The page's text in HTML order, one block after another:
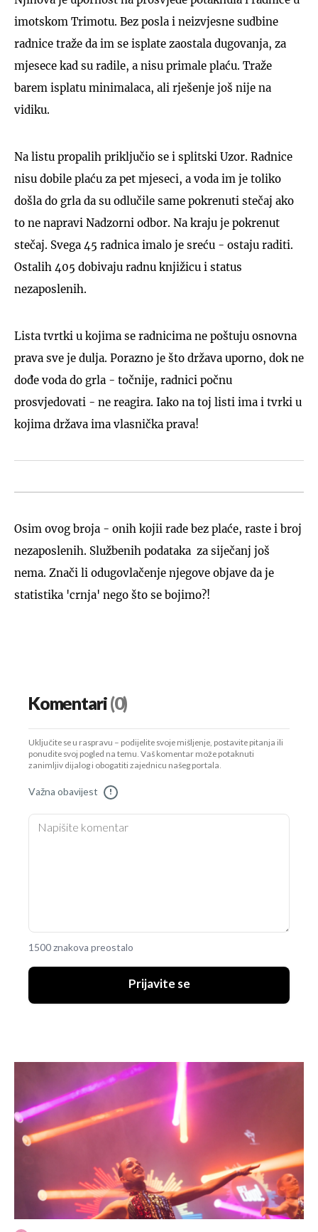
imotskom Trimotu. Bez posla i neizvjesne sudbine
radnice traže da im se isplate zaostala dugovanja, za
mjesece kad su radile, a nisu primale plaću. Traže
barem isplatu minimalaca, ali rješenje još nije na
vidiku.
Na listu propalih priključio se i splitski Uzor. Radnice
nisu dobile plaću za pet mjeseci, a voda im je toliko
došla do grla da su odlučile same pokrenuti stečaj ako
to ne napravi Nadzorni odbor. Na kraju je pokrenut
stečaj. Svega 45 radnica imalo je sreću - ostaju raditi.
Ostalih 405 dobivaju radnu knjižicu i status
nezaposlenih.
Lista tvrtki u kojima se radnicima ne poštuju osnovna
prava sve je dulja. Porazno je što država uporno, dok ne
dođe voda do grla - točnije, radnici počnu
prosvjedovati - ne reagira. Iako na toj listi ima i tvrki u
kojima država ima vlasnička prava!
Osim ovog broja - onih kojii rade bez plaće, raste i broj
nezaposlenih. Službenih podataka za siječanj još
nema. Znači li odugovlačenje njegove objave da je
statistika 'crnja' nego što se bojimo?!
Komentari(0)
Uključite se u raspravu – podijelite svoje mišljenje, postavite pitanja ili
ponudite svoj pogled na temu. Vaš komentar može potaknuti
zanimljiv dijalog i obogatiti zajednicu našeg portala.
Važna obavijest !
1500 znakova preostalo
Prijavite se